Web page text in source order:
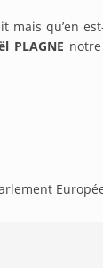
mais qu’en
PLAGNE